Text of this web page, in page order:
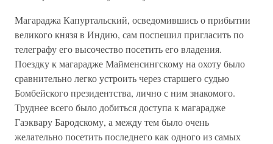
Магараджа Капуртальский, осведомившись о прибытии
великого князя в Индию, сам поспешил пригласить по
телеграфу его высочество посетить его владения.
Поездку к магарадже Майменсингскому на охоту было
сравнительно легко устроить через старшего судью
Бомбейского президентства, лично с ним знакомого.
Труднее всего было добиться доступа к магарадже
Гаэквару Бародскому, а между тем было очень
желательно посетить последнего как одного из самых